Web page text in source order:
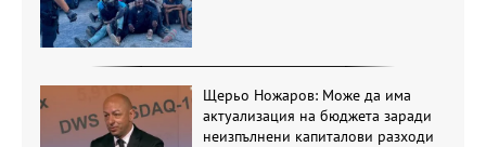
Щерьо Ножаров: Може да има
актуализация на бюджета заради
неизпълнени капиталови разходи